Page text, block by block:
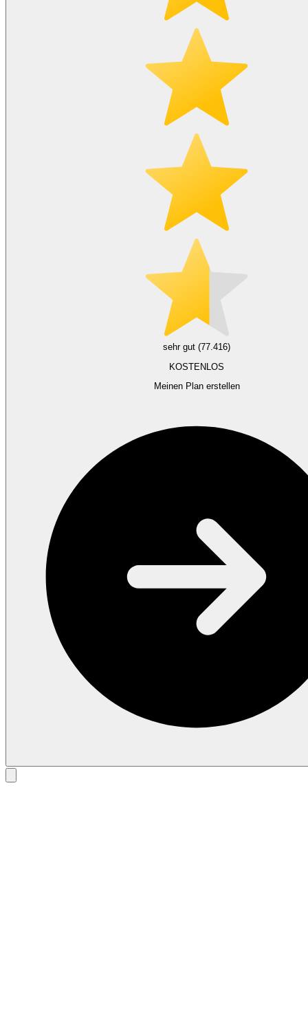
sehr gut (77.416)
KOSTENLOS
Meinen Plan erstellen